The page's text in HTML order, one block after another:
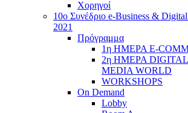
Χορηγοί
10o Συνέδριο e-Business &
2021
Πρόγραμμα
1η ΗΜΕΡΑ E-
2η ΗΜΕΡΑ
MEDIA WORLD
WORKSHOPS
On Demand
Lobby